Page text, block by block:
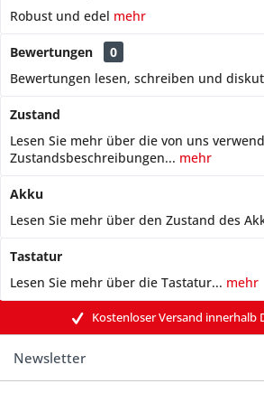
Robust und edel mehr
Bewertungen
0
Bewertungen lesen, schreiben und
Zustand
Lesen Sie mehr über die von uns
Zustandsbeschreibungen... mehr
Akku
Lesen Sie mehr über den Zustand des
Tastatur
Lesen Sie mehr über die Tastatur... mehr
Kostenloser Versand innerhalb
Newsletter